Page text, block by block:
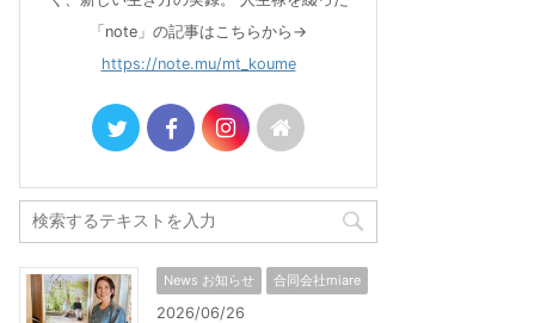
「note」の記事はこちらから→
https://note.mu/mt_koume
News お知らせ 合同会社miare
2026/06/26